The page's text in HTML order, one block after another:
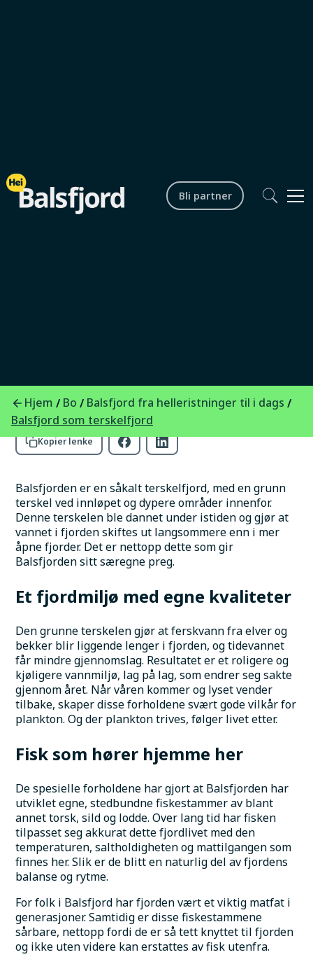
Bli partner
Hjem / Bo / Balsfjord fra helleristninger til i dags /
Balsfjord som terskelfjord
Kultur og historie
Kopier lenke
Balsfjorden er en såkalt terskelfjord, med en grunn
terskel ved innløpet og dypere områder innenfor.
Denne terskelen ble dannet under istiden og gjør at
vannet i fjorden skiftes ut langsommere enn i mer
åpne fjorder. Det er nettopp dette som gir
Balsfjorden sitt særegne preg.
Et fjordmiljø med egne kvaliteter
Den grunne terskelen gjør at ferskvann fra elver og
bekker blir liggende lenger i fjorden, og tidevannet
får mindre gjennomslag. Resultatet er et roligere og
kjøligere vannmiljø, lag på lag, som endrer seg sakte
gjennom året. Når våren kommer og lyset vender
tilbake, skaper disse forholdene svært gode vilkår for
plankton. Og der plankton trives, følger livet etter.
Fisk som hører hjemme her
De spesielle forholdene har gjort at Balsfjorden har
utviklet egne, stedbundne fiskestammer av blant
annet torsk, sild og lodde. Over lang tid har fisken
tilpasset seg akkurat dette fjordlivet med den
temperaturen, saltholdigheten og mattilgangen som
finnes her. Slik er de blitt en naturlig del av fjordens
balanse og rytme.
For folk i Balsfjord har fjorden vært et viktig matfat i
generasjoner. Samtidig er disse fiskestammene
sårbare, nettopp fordi de er så tett knyttet til fjorden
og ikke uten videre kan erstattes av fisk utenfra.